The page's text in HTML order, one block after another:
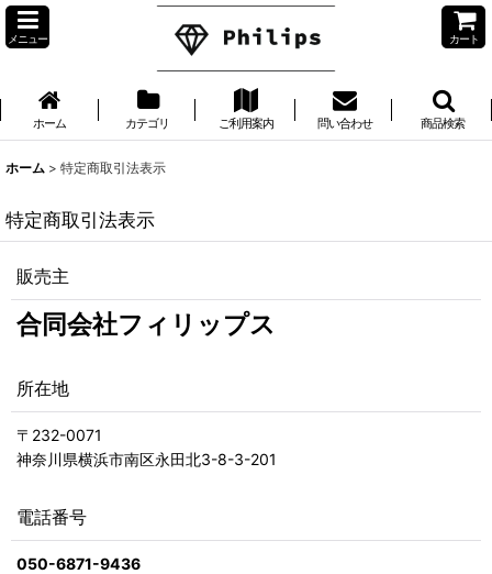
メニュー カート
ホーム カテゴリ ご利用案内 問い合わせ 商品検索
ホーム > 特定商取引法表示
特定商取引法表示
販売主
合同会社フィリップス
所在地
〒232-0071
神奈川県横浜市南区永田北3-8-3-201
電話番号
050-6871-9436